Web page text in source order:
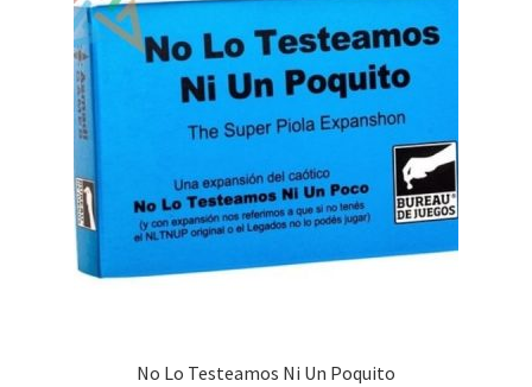
No Lo Testeamos Ni Un Poquito